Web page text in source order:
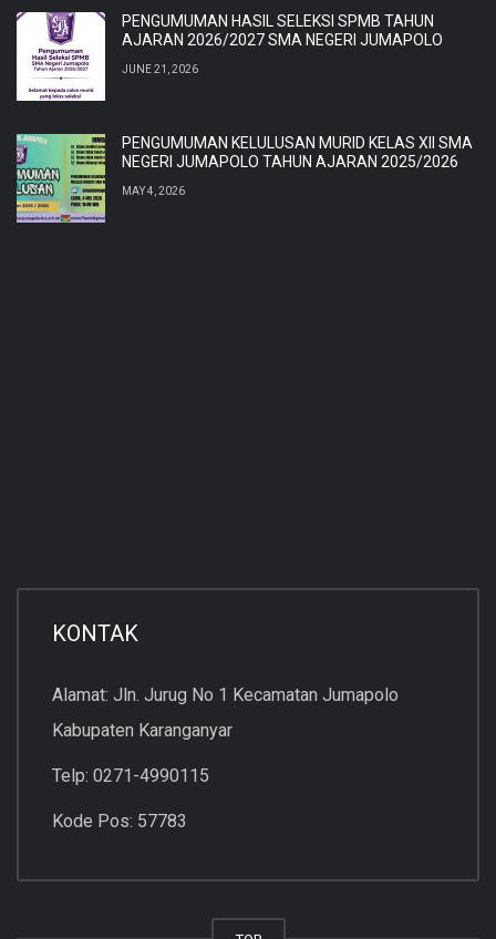
PENGUMUMAN HASIL SELEKSI SPMB TAHUN
AJARAN 2026/2027 SMA NEGERI JUMAPOLO
JUNE 21, 2026
PENGUMUMAN KELULUSAN MURID KELAS XII SMA
NEGERI JUMAPOLO TAHUN AJARAN 2025/2026
MAY 4, 2026
KONTAK
Alamat: Jln. Jurug No 1 Kecamatan Jumapolo
Kabupaten Karanganyar
Telp: 0271-4990115
Kode Pos: 57783